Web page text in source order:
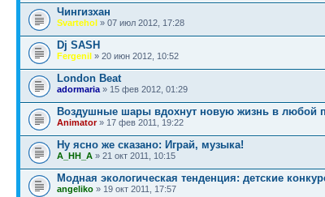
Чингизхан
Svartehol » 07 июл 2012, 17:28
Dj SASH
Fergenil » 20 июн 2012, 10:52
London Beat
adormaria » 15 фев 2012, 01:29
Воздушные шары вдохнут новую жизнь в любой
Animator» 17 фев 2011, 19:22
Ну ясно же сказано: Играй, музыка!
A_HH_A » 21 окт 2011, 10:15
Модная экологическая тенденция: детские
angeliko » 19 окт 2011, 17:57